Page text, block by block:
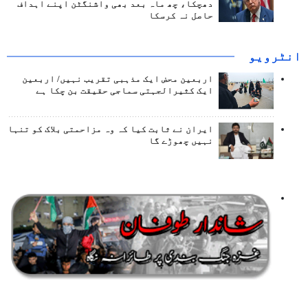
دھچکا، چھ ماہ بعد بھی واشنگٹن اپنے اہداف
حاصل نہ کرسکا
انٹرويو
اربعین محض ایک مذہبی تقریب نہیں/ اربعین
ایک کثیرالجہتی سماجی حقیقت بن چکا ہے
ایران نے ثابت کیا کہ وہ مزاحمتی بلاک کو تنہا
نہیں چھوڑے گا